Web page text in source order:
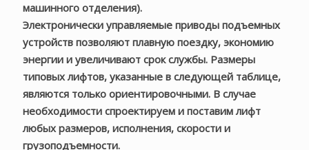
машинного отделения).
Электронически управляемые приводы подъемных
устройств позволяют плавную поездку, экономию
энергии и увеличивают срок службы. Размеры
типовых лифтов, указанные в следующей таблице,
являются только ориентировочными. В случае
необходимости спроектируем и поставим лифт
любых размеров, исполнения, скорости и
грузоподъемности.